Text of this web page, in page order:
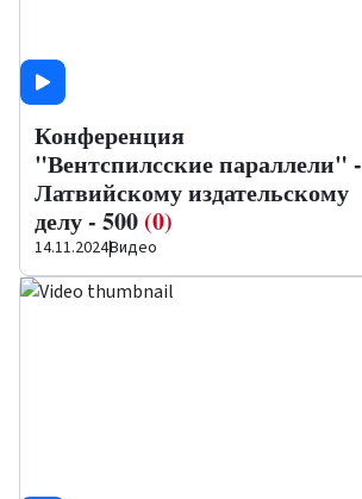
Конференция
"Вентспилсские параллели" -
Латвийскому издательскому
делу - 500 (0)
14.11.2024|Видео